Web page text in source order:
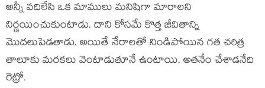
అన్నీ వదిలేసి ఒక మాములు మనిషిగా మారాలని
నిర్ణయించుకుంటాడు. దాని కోసమే కొత్త జీవితాన్ని
మొదలుపెడతాడు. అయితే నేరాలతో నిండిపోయిన గత చరిత్ర
తాలూకు మరకలు వెంటాడుతూనే ఉంటాయి. అతనేం చేశాడనేది
రెట్రో.